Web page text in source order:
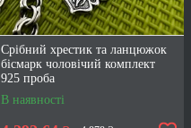
Срібний хрестик та ланцюжок
бісмарк чоловічий комплект
925 проба
В наявності